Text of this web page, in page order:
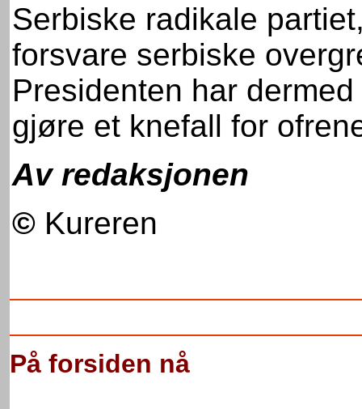
Serbiske radikale
forsvare serbiske
Presidenten har
gjøre et knefall for
Av redaksjonen
© Kureren
På forsiden nå